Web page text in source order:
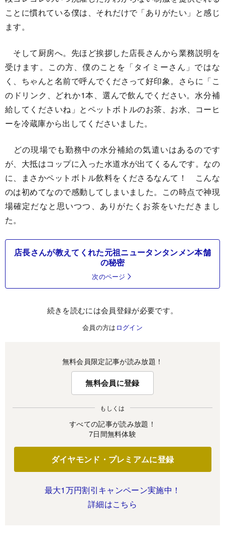
ことに慣れている僕は、それだけで「ありがたい」と感じ
ます。
そして厨房へ。先ほど挨拶した店長さんから業務説明を
受けます。この方、僕のことを「タイミーさん」ではな
く、ちゃんと名前で呼んでくださって好印象。さらに「こ
のドリンク、どれか1本、選んで飲んでください。水分補
給してくださいね」とペットボトルのお茶、お水、コーヒ
ーを冷蔵庫から出してくださいました。
どの現場でも勤務中の水分補給の気遣いはあるのです
が、大抵はコップに入った水道水が出てくるんです。なの
に、まさかペットボトル飲料をくださるなんて！ こんな
のは初めてなので感動してしまいました。この時点で神現
場確定だなと思いつつ、ありがたくお茶をいただきまし
た。
店長さんが教えてくれた元祖ニュータンタンメン本舗
の秘密
次のページ
続きを読むには会員登録が必要です。
会員の方は ログイン
無料会員限定記事が読み放題！
無料会員に登録
もしくは
すべての記事が読み放題！
7日間無料体験
ダイヤモンド・プレミアムに登録
最大1万円割引キャンペーン実施中！
詳細はこちら